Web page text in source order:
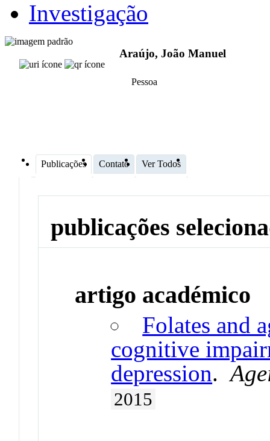
Investigação
Araújo, João Manuel
Pessoa
Publicações Contato Ver Todos
publicações
artigo académico
Folates and
cognitive
depression.
2015